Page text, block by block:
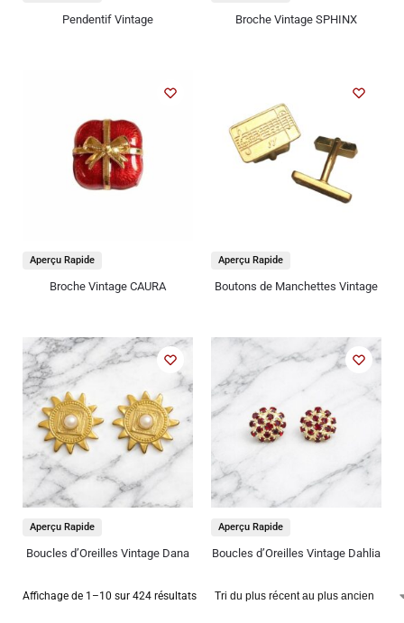
Pendentif Vintage Broche Vintage SPHINX
Broche Vintage CAURA
Aperçu Rapide
Boutons de Manchettes Vintage
Aperçu Rapide
Boucles d’Oreilles Vintage Dana
Aperçu Rapide
Boucles d’Oreilles Vintage Dahlia
Aperçu Rapide
Affichage de 1–10 sur 424 résultats